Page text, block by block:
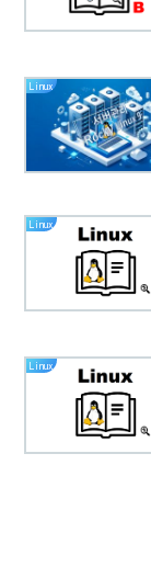
Linux
Linux
Linux